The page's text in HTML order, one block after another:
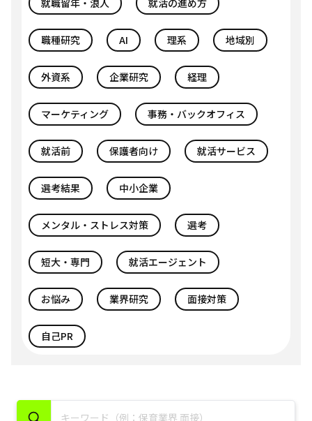
職種研究 AI 理系 地域別
外資系 企業研究 経理
マーケティング 事務・バックオフィス
就活前 保護者向け 就活サービス
選考結果 中小企業
メンタル・ストレス対策 選考
短大・専門 就活エージェント
お悩み 業界研究 面接対策
自己PR